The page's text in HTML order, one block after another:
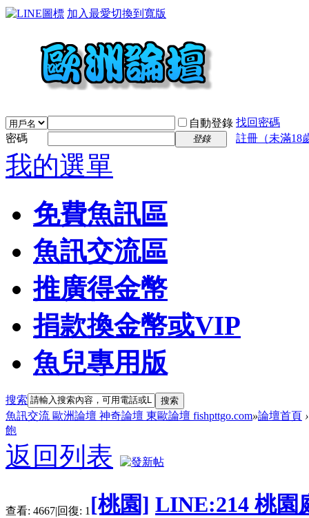
加入最愛切換到寬版
自動登錄 找回密碼
密碼
登錄 註冊（未滿18
我的選單
免費魚訊區
魚訊交流區
推廣得金幣
捐款換金幣或VIP
魚兒專用版
搜索 搜索
魚訊交流 歐洲論壇 神奇論壇 東歐論壇 fishpttgo.com»論壇首頁 ›
飽
返回列表
查看: 4667|回復: 1 [桃園] LINE:214 桃園